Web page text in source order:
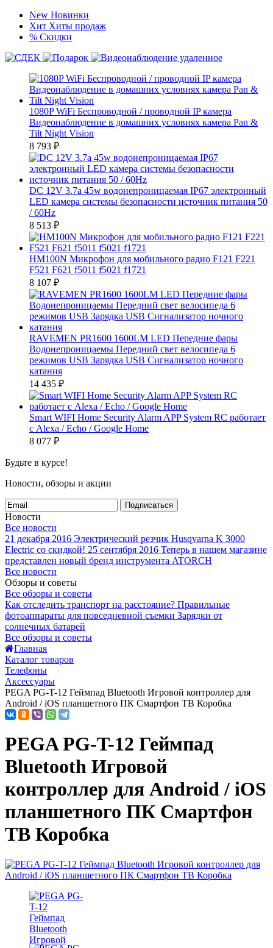
New Новинки
Хит Хиты продаж
% Скидки
1080P WiFi Беспроводной / проводной IP камера
Видеонаблюдение в домашних условиях камера Pan &
Tilt Night Vision
8 793 ₽
DC 12V 3.7а 45w водонепроницаемая IP67 электронный
LED камера системы безопасности источник питания 50
/ 60Hz
8 513 ₽
HM100N Микрофон для мобильного радио F121 F221
F521 F621 f5011 f5021 f1721
8 107 ₽
RAVEMEN PR1600 1600LM LED Передние фары
Водонепроницаемы Передний свет велосипеда 6
режимов USB Зарядка USB Сигнализатор ночного
катания
14 435 ₽
Smart WIFI Home Security Alarm APP System RC работает
с Alexa / Echo / Google Home
8 077 ₽
Будьте в курсе!
Новости, обзоры и акции
Подписаться
Новости
Все новости
21 декабря 2016 Электрический резчик Husqvarna K 3000
Electric со скидкой! 25 сентября 2016 Теперь в нашем магазине
представлен новый бренд инструмента ATORCH
Все новости
Обзоры и советы
Все обзоры и советы
Как отследить транспорт на расстояние? Правильные
фотоаппараты для повседневной съемки Зарядки от
солнечных батарей
Все обзоры и советы
Главная
Каталог товаров
Телефоны
Аксессуары
PEGA PG-T-12 Геймпад Bluetooth Игровой контроллер для
Android / iOS планшетного ПК Смартфон ТВ Коробка
PEGA PG-T-12 Геймпад
Bluetooth Игровой
контроллер для Android / iOS
планшетного ПК Смартфон
ТВ Коробка